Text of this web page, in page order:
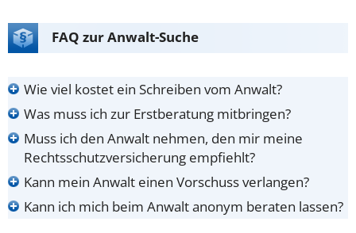
FAQ zur Anwalt-Suche
Wie viel kostet ein Schreiben vom Anwalt?
Was muss ich zur Erstberatung mitbringen?
Muss ich den Anwalt nehmen, den mir meine
Rechtsschutzversicherung empfiehlt?
Kann mein Anwalt einen Vorschuss verlangen?
Kann ich mich beim Anwalt anonym beraten lassen?